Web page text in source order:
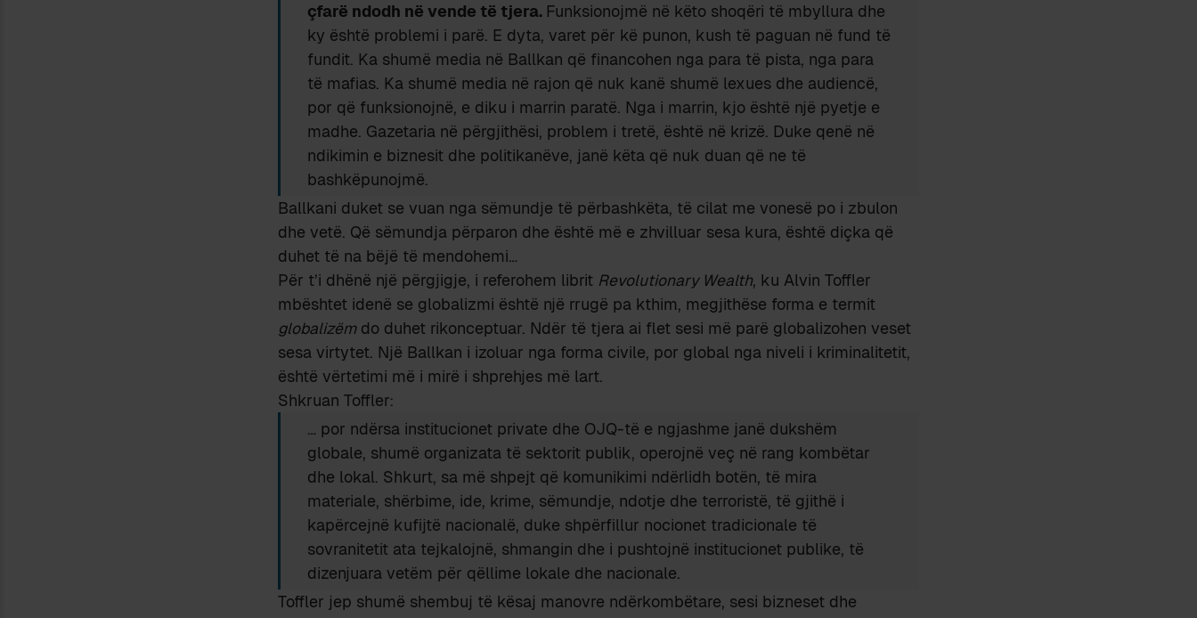
çfarë ndodh në vende të tjera. Funksionojmë në këto shoqëri të mbyllura dhe
ky është problemi i parë. E dyta, varet për kë punon, kush të paguan në fund të
fundit. Ka shumë media në Ballkan që financohen nga para të pista, nga para
të mafias. Ka shumë media në rajon që nuk kanë shumë lexues dhe audiencë,
por që funksionojnë, e diku i marrin paratë. Nga i marrin, kjo është një pyetje e
madhe. Gazetaria në përgjithësi, problem i tretë, është në krizë. Duke qenë në
ndikimin e biznesit dhe politikanëve, janë këta që nuk duan që ne të
bashkëpunojmë.
Ballkani duket se vuan nga sëmundje të përbashkëta, të cilat me vonesë po i zbulon
dhe vetë. Që sëmundja përparon dhe është më e zhvilluar sesa kura, është diçka që
duhet të na bëjë të mendohemi…
Për t’i dhënë një përgjigje, i referohem librit Revolutionary Wealth, ku Alvin Toffler
mbështet idenë se globalizmi është një rrugë pa kthim, megjithëse forma e termit
globalizëmdo duhet rikonceptuar. Ndër të tjera ai flet sesi më parë globalizohen veset
sesa virtytet. Një Ballkan i izoluar nga forma civile, por global nga niveli i kriminalitetit,
është vërtetimi më i mirë i shprehjes më lart.
Shkruan Toffler:
… por ndërsa institucionet private dhe OJQ-të e ngjashme janë dukshëm
globale, shumë organizata të sektorit publik, operojnë veç në rang kombëtar
dhe lokal. Shkurt, sa më shpejt që komunikimi ndërlidh botën, të mira
materiale, shërbime, ide, krime, sëmundje, ndotje dhe terroristë, të gjithë i
kapërcejnë kufijtë nacionalë, duke shpërfillur nocionet tradicionale të
sovranitetit ata tejkalojnë, shmangin dhe i pushtojnë institucionet publike, të
dizenjuara vetëm për qëllime lokale dhe nacionale.
Toffler jep shumë shembuj të kësaj manovre ndërkombëtare, sesi bizneset dhe